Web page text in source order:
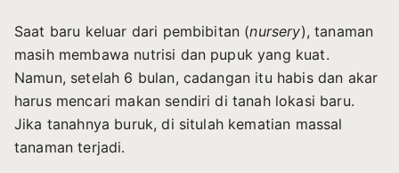
Saat baru keluar dari pembibitan (nursery), tanaman
masih membawa nutrisi dan pupuk yang kuat.
Namun, setelah 6 bulan, cadangan itu habis dan akar
harus mencari makan sendiri di tanah lokasi baru.
Jika tanahnya buruk, di situlah kematian massal
tanaman terjadi.